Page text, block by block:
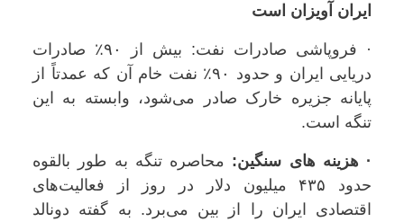
ایران آویزان است
· فروپاشی صادرات نفت: بیش از ۹۰٪ صادرات
دریایی ایران و حدود ۹۰٪ نفت خام آن که عمدتاً از
پایانه جزیره خارک صادر می‌شود، وابسته به این
تنگه است.
· هزینه های سنگین:محاصره تنگه به طور بالقوه
حدود ۴۳۵ میلیون دلار در روز از فعالیت‌های
اقتصادی ایران را از بین می‌برد. به گفته دونالد